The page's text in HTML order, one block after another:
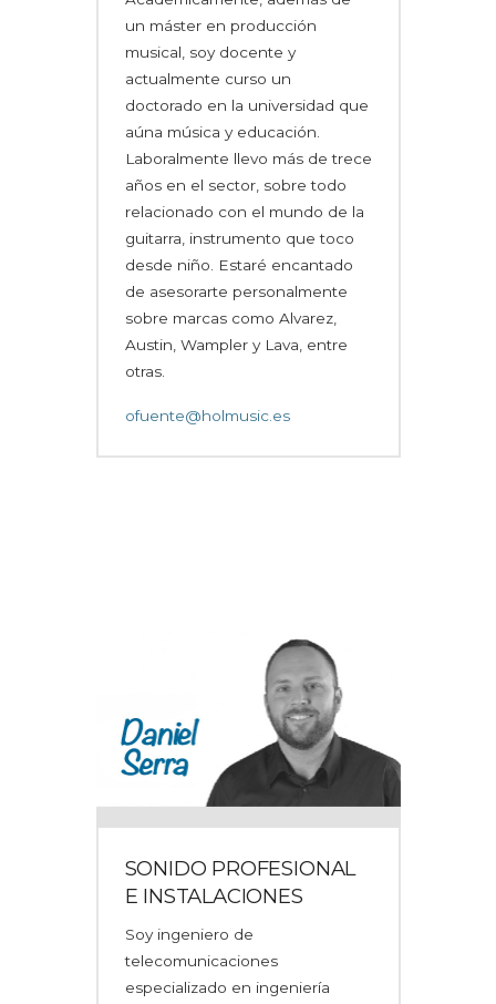
un máster en producción
musical, soy docente y
actualmente curso un
doctorado en la universidad que
aúna música y educación.
Laboralmente llevo más de trece
años en el sector, sobre todo
relacionado con el mundo de la
guitarra, instrumento que toco
desde niño. Estaré encantado
de asesorarte personalmente
sobre marcas como Alvarez,
Austin, Wampler y Lava, entre
otras.
ofuente@holmusic.es
SONIDO PROFESIONAL
E INSTALACIONES
Soy ingeniero de
telecomunicaciones
especializado en ingeniería